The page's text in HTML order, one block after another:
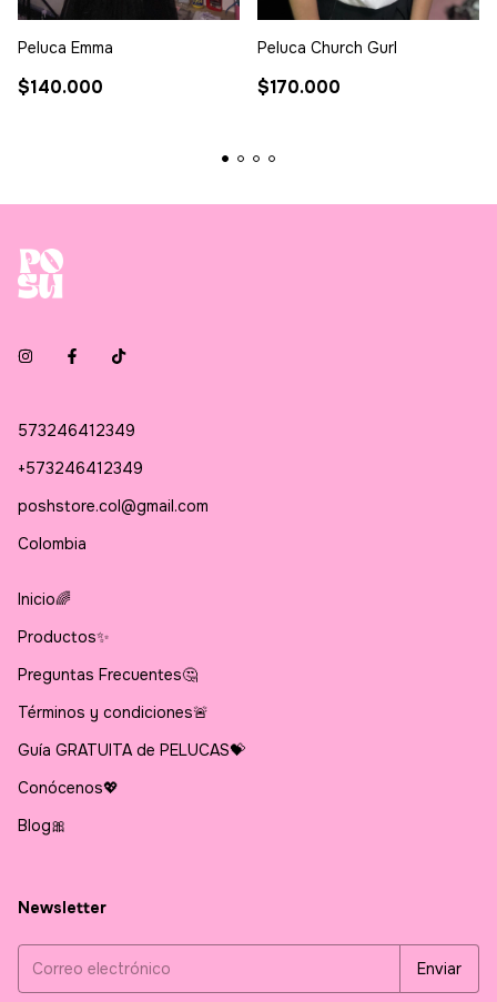
Peluca Emma
$140.000
Peluca Church Gurl
$170.000
573246412349
+573246412349
poshstore.col@gmail.com
Colombia
Inicio🌈
Productos✨
Preguntas Frecuentes🤔
Términos y condiciones🚨
Guía GRATUITA de PELUCAS💝
Conócenos💖
Blog🎀
Newsletter